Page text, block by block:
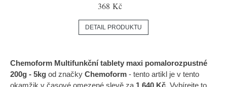
368 Kč
DETAIL PRODUKTU
Chemoform Multifunkční tablety maxi pomalorozpustné
200g - 5kg od značky Chemoform - tento artikl je v tento
okamžik v časové omezené slevě za 1 640 Kč. Vybírejte to